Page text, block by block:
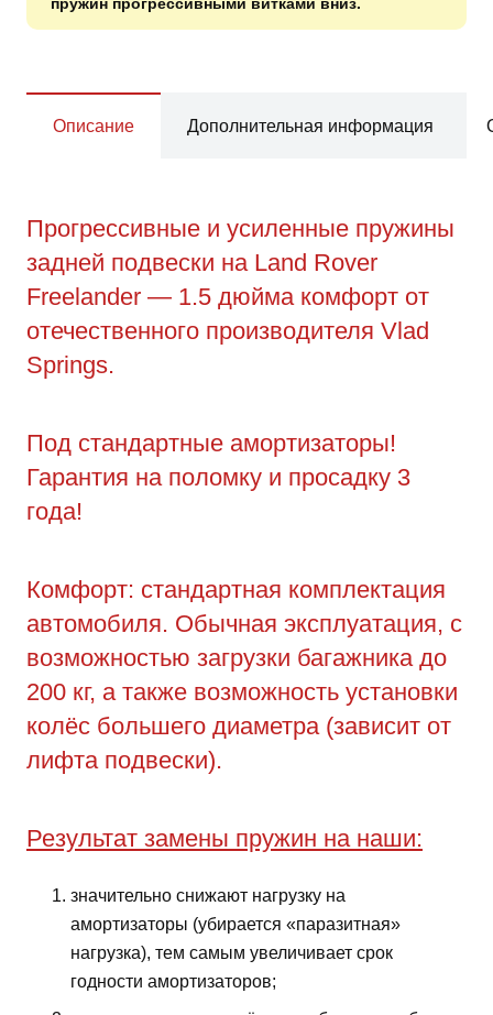
Описание Дополнительная информация
Прогрессивные и усиленные пружины
задней подвески на Land Rover
Freelander — 1.5 дюйма комфорт от
отечественного производителя Vlad
Springs.
Под стандартные амортизаторы!
Гарантия на поломку и просадку 3
года!
Комфорт: стандартная комплектация
автомобиля. Обычная эксплуатация, с
возможностью загрузки багажника до
200 кг, а также возможность установки
колёс большего диаметра (зависит от
лифта подвески).
Результат замены пружин на наши:
значительно снижают нагрузку на
амортизаторы (убирается «паразитная»
нагрузка), тем самым увеличивает срок
годности амортизаторов;